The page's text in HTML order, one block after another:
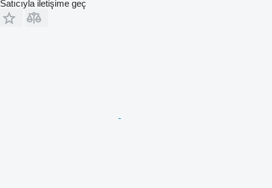
Satıcıyla iletişime geç